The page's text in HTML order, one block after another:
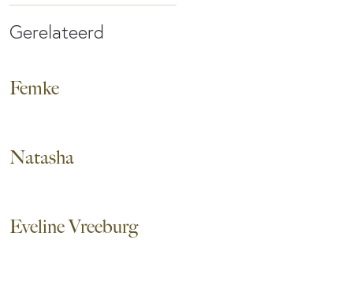
Gerelateerd
Femke
Natasha
Eveline Vreeburg